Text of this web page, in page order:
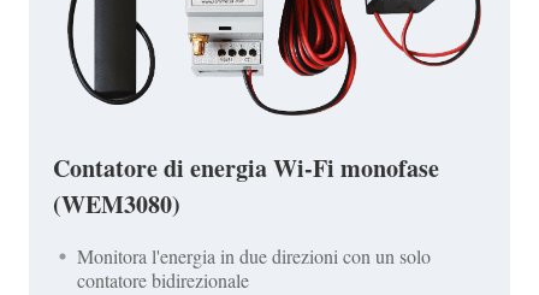
Contatore di energia Wi-Fi monofase
(WEM3080)
Monitora l'energia in due direzioni con un solo
contatore bidirezionale